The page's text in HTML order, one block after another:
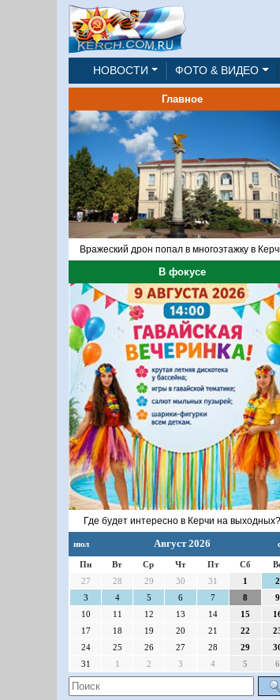
НОВОСТИ ФОТО & ВИДЕО
Главное
Вражеский дрон попал в многоэтажку в
В фокусе
Где будет интересно в Керчи на выходных?
июл Август 2026
Пн Вт Ср Чт Пт Сб
27
28 29 30 31 1
2
3
4 5 6 7 8
9
10
11 12 13 14 15
17
18 19 20 21 22
24
25 26 27 28 29
31
1 2 3 4 5 6